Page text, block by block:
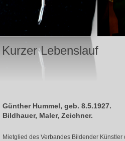
Günther Hummel, geb. 8.5.1927.
Bildhauer, Maler, Zeichner.
Mietglied des Verbandes Bildender
Kurzer Lebenslauf